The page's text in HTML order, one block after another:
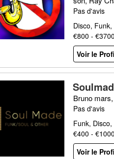
Pas d'avis
Disco, Funk,
€800 - €3700
Voir le
Bruno
Pas d'avis
Funk, Disco,
€400 - €1000
Voir le